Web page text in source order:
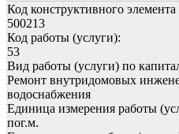
Код конструктивного
500213
Код работы (услуги):
53
Вид работы (услуги) по
Ремонт внутридомовых
водоснабжения
Единица измерения работы
пог.м.